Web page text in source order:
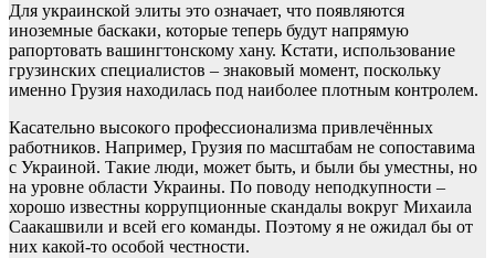
Для украинской элиты это означает, что появляются
иноземные баскаки, которые теперь будут напрямую
рапортовать вашингтонскому хану. Кстати, использование
грузинских специалистов – знаковый момент, поскольку
именно Грузия находилась под наиболее плотным контролем.
Касательно высокого профессионализма привлечённых
работников. Например, Грузия по масштабам не сопоставима
с Украиной. Такие люди, может быть, и были бы уместны, но
на уровне области Украины. По поводу неподкупности –
хорошо известны коррупционные скандалы вокруг Михаила
Саакашвили и всей его команды. Поэтому я не ожидал бы от
них какой-то особой честности.